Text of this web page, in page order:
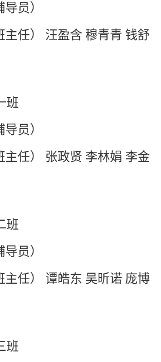
员）
任） 汪盈含 穆青青 钱舒
班
员）
主任） 张政贤 李林娟 李金
班
员）
主任） 谭皓东 吴昕诺 庞博
班